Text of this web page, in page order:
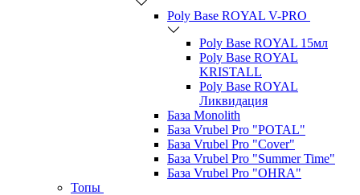
Poly Base ROYAL V-PRO
Poly Base ROYAL 15мл
Poly Base ROYAL
KRISTALL
Poly Base ROYAL
Ликвидация
База Monolith
База Vrubel Pro "POTAL"
База Vrubel Pro "Сover"
База Vrubel Pro "Summer Time"
База Vrubel Pro "OHRA"
Топы